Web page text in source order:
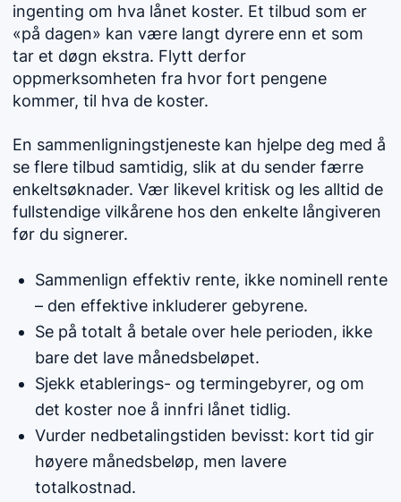
ingenting om hva lånet koster. Et tilbud som er
«på dagen» kan være langt dyrere enn et som
tar et døgn ekstra. Flytt derfor
oppmerksomheten fra hvor fort pengene
kommer, til hva de koster.
En sammenligningstjeneste kan hjelpe deg med å
se flere tilbud samtidig, slik at du sender færre
enkeltsøknader. Vær likevel kritisk og les alltid de
fullstendige vilkårene hos den enkelte långiveren
før du signerer.
Sammenlign effektiv rente, ikke nominell rente
– den effektive inkluderer gebyrene.
Se på totalt å betale over hele perioden, ikke
bare det lave månedsbeløpet.
Sjekk etablerings- og termingebyrer, og om
det koster noe å innfri lånet tidlig.
Vurder nedbetalingstiden bevisst: kort tid gir
høyere månedsbeløp, men lavere
totalkostnad.